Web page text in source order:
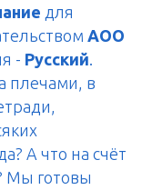
для
АОО
- Русский.
плечами, в
А что на счёт
Мы готовы